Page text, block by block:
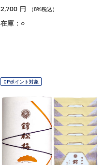
2,700 円 （8%税込）
在庫：○
OPポイント対象